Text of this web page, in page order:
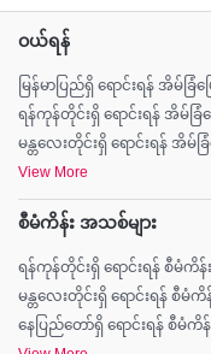
ဝယ်ရန်
မြန်မာပြည်ရှိ ရောင်းရန် အိမ်ခြံမြ
ရန်ကုန်တိုင်းရှိ ရောင်းရန် အိမ်ခြံမြ
မန္တလေးတိုင်းရှိ ရောင်းရန် အိမ်ခြံမြ
View More
စီမံကိန်း အသစ်များ
ရန်ကုန်တိုင်းရှိ ရောင်းရန် စီမံကိန်း
မန္တလေးတိုင်းရှိ ရောင်းရန် စီမံကိန်
နေပြည်တော်ရှိ ရောင်းရန် စီမံကိန်း